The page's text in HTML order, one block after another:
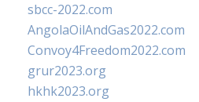
sbcc-2022.com
AngolaOilAndGas2022.com
Convoy4Freedom2022.com
grur2023.org
hkhk2023.org